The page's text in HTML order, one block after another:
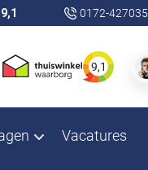
9,1 0172-427035
9,1
Vacatures